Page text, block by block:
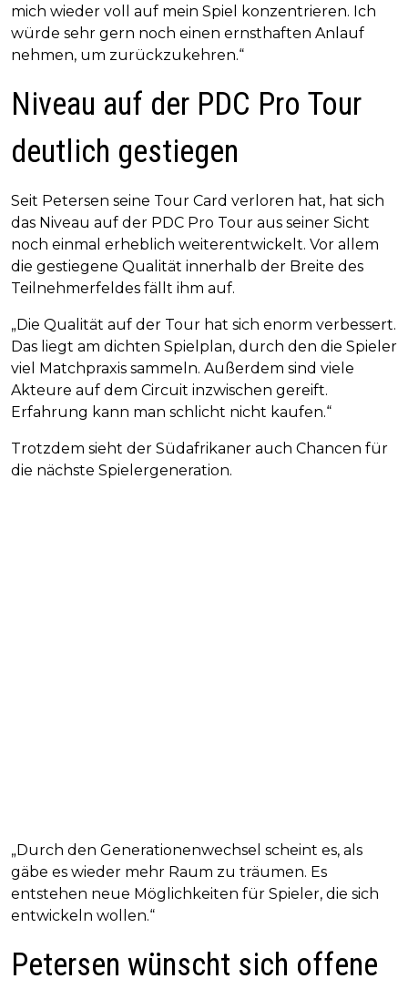
mich wieder voll auf mein Spiel konzentrieren. Ich
würde sehr gern noch einen ernsthaften Anlauf
nehmen, um zurückzukehren.“
Niveau auf der PDC Pro Tour
deutlich gestiegen
Seit Petersen seine Tour Card verloren hat, hat sich
das Niveau auf der PDC Pro Tour aus seiner Sicht
noch einmal erheblich weiterentwickelt. Vor allem
die gestiegene Qualität innerhalb der Breite des
Teilnehmerfeldes fällt ihm auf.
„Die Qualität auf der Tour hat sich enorm verbessert.
Das liegt am dichten Spielplan, durch den die Spieler
viel Matchpraxis sammeln. Außerdem sind viele
Akteure auf dem Circuit inzwischen gereift.
Erfahrung kann man schlicht nicht kaufen.“
Trotzdem sieht der Südafrikaner auch Chancen für
die nächste Spielergeneration.
„Durch den Generationenwechsel scheint es, als
gäbe es wieder mehr Raum zu träumen. Es
entstehen neue Möglichkeiten für Spieler, die sich
entwickeln wollen.“
Petersen wünscht sich offene